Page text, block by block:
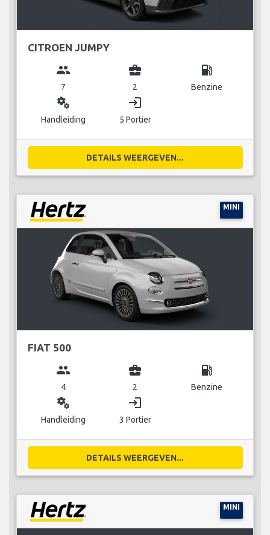
CITROEN JUMPY
group
7
business_center
2
local_gas_station
Benzine
miscellaneous_services
Handleiding
login
5 Portier
DETAILS WEERGEVEN...
MINI
FIAT 500
group
4
business_center
2
local_gas_station
Benzine
miscellaneous_services
Handleiding
login
3 Portier
DETAILS WEERGEVEN...
MINI